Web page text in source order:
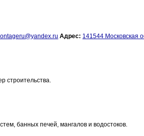
Адрес: 141544 Московская
строительства.
банных печей, мангалов и водостоков.